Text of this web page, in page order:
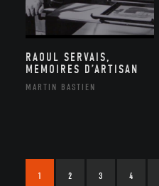
RAOUL SERVAIS,
MEMOIRES D’ARTISAN
MARTIN BASTIEN
1 2 3 4